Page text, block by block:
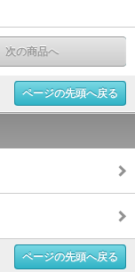
次の商品へ
ページの先頭へ戻る
ページの先頭へ戻る